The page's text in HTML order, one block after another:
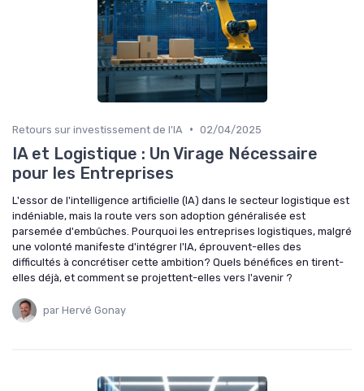
Retours sur investissement de l'IA • 02/04/2025
IA et Logistique : Un Virage Nécessaire
pour les Entreprises
L'essor de l'intelligence artificielle (IA) dans le secteur logistique est
indéniable, mais la route vers son adoption généralisée est
parsemée d'embûches. Pourquoi les entreprises logistiques, malgré
une volonté manifeste d'intégrer l'IA, éprouvent-elles des
difficultés à concrétiser cette ambition? Quels bénéfices en tirent-
elles déjà, et comment se projettent-elles vers l'avenir ?
par Hervé Gonay